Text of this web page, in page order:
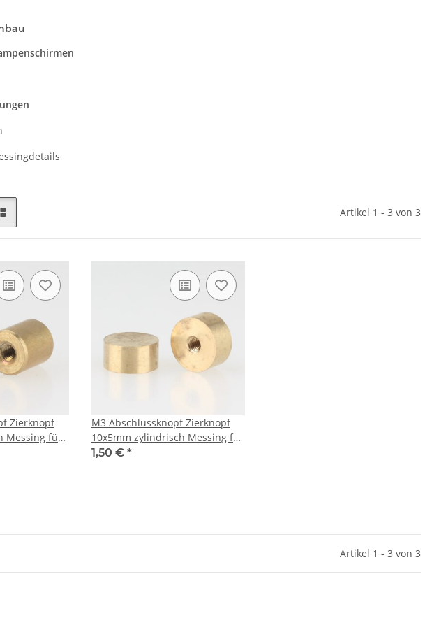
Artikel 1 - 3 von 3
Zierknopf
Messing für
M3 Abschlussknopf Zierknopf
10x5mm zylindrisch Messing für
Lampen und Leuchtenbau
1,50 € *
Artikel 1 - 3 von 3